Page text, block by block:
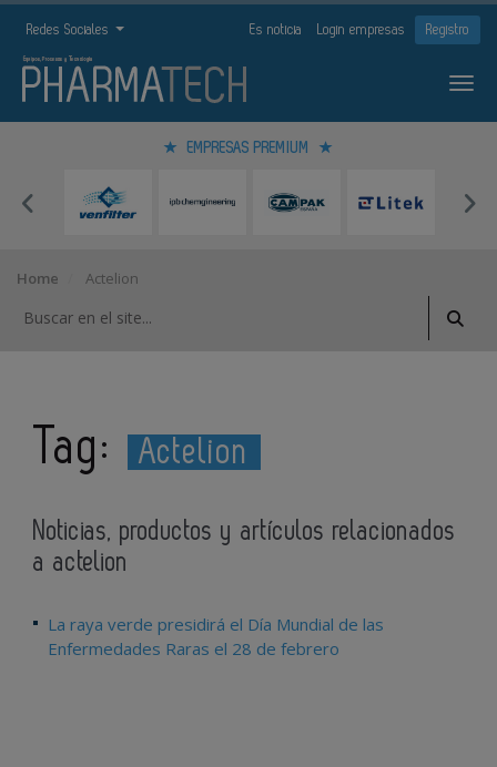
Redes Sociales Es noticia Login empresas Registro
EMPRESAS PREMIUM
Home Actelion
Tag: Actelion
Noticias, productos y artículos relacionados
a actelion
La raya verde presidirá el Día Mundial de las
Enfermedades Raras el 28 de febrero